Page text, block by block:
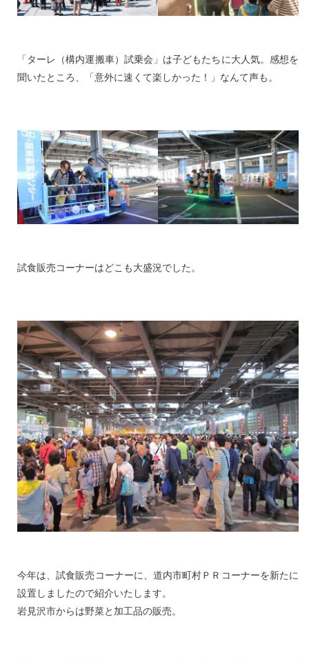
「ターレ（構内運搬車）試乗会」は子どもたちに大人気。感想を
聞いたところ、「意外に速くて楽しかった！」なんて声も。
試食販売コーナーはどこも大盛況でした。
今年は、試食販売コーナーに、道内市町村ＰＲコーナーを新たに
設置しましたので紹介いたします。
岩見沢市からは野菜と加工品の販売。